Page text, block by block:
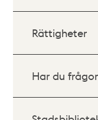
Rättigheter
Har du